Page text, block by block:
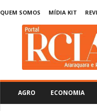
QUEM SOMOS MÍDIA KIT
AGRO ECONOMIA